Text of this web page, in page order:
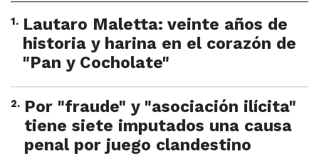
1. Lautaro Maletta: veinte años de
historia y harina en el corazón de
"Pan y Cocholate"
2. Por "fraude" y "asociación ilícita"
tiene siete imputados una causa
penal por juego clandestino